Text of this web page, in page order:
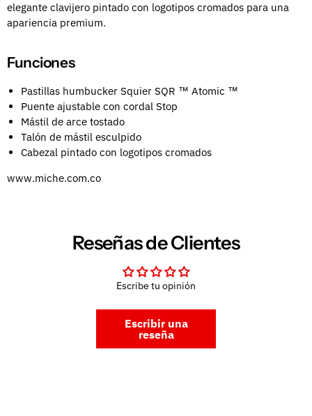
elegante clavijero pintado con logotipos cromados para una
apariencia premium.
Funciones
Pastillas humbucker Squier SQR ™ Atomic ™
Puente ajustable con cordal Stop
Mástil de arce tostado
Talón de mástil esculpido
Cabezal pintado con logotipos cromados
www.miche.com.co
Reseñas de Clientes
Escribe tu opinión
Escribir una
reseña